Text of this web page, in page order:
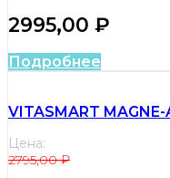
2995,00 ₽
Подробнее
VITASMART
Цена:
2795,00₽